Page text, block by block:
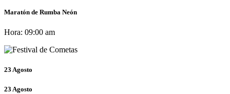
Maratón de Rumba Neón
Hora: 09:00 am
23 Agosto
23 Agosto